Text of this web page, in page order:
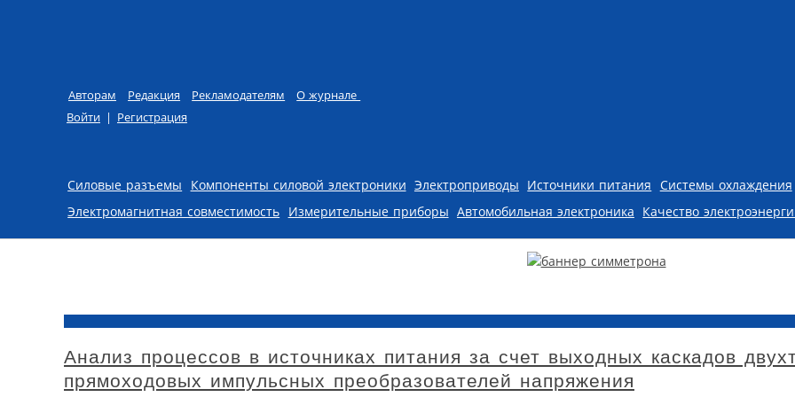
Авторам Редакция Рекламодателям
О журнале
Войти | Регистрация
Skip to content
Силовые разъемы Компоненты силовой электроники Электроприводы Источники питания Системы охлаждения
Электромагнитная совместимость Измерительные приборы Автомобильная электроника Качество
Анализ процессов в источниках питания за счет выходных каскадов
прямоходовых импульсных преобразователей напряжения